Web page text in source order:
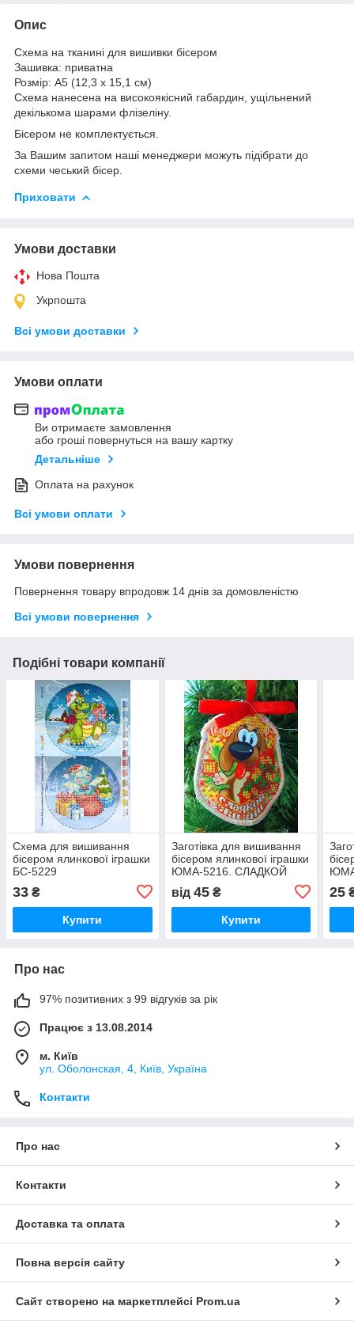
Опис
Схема на тканині для вишивки бісером
Зашивка: приватна
Розмір: А5 (12,3 х 15,1 см)
Схема нанесена на високоякісний габардин, ущільнений
декількома шарами флізеліну.
Бісером не комплектується.
За Вашим запитом наші менеджери можуть підібрати до
схеми чеський бісер.
Приховати
Умови доставки
Нова Пошта
Укрпошта
Всі умови доставки
Умови оплати
Ви отримаєте замовлення
або гроші повернуться на вашу картку
Детальніше
Оплата на рахунок
Всі умови оплати
Умови повернення
Повернення товару впродовж 14 днів за домовленістю
Всі умови повернення
Подібні товари компанії
Схема для вишивання
бісером ялинкової іграшки
БС-5229
33 ₴
Купити
Заготівка для вишивання
бісером ялинкової іграшки
ЮМА-5216. СЛАДКОЙ
від 45₴
Купити
25
Про нас
97% позитивних з 99 відгуків за рік
Працює з 13.08.2014
м. Київ
ул. Оболонская, 4, Київ, Україна
Контакти
Про нас
Контакти
Доставка та оплата
Повна версія сайту
Сайт створено на маркетплейсі Prom.ua